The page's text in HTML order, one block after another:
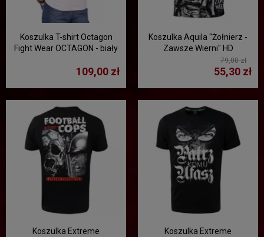
Koszulka T-shirt Octagon
Fight Wear OCTAGON - biały
109,00 zł
Koszulka Aquila "Żołnierz -
Zawsze Wierni" HD
79,00 zł
55,30 zł
Koszulka Extreme
Koszulka Extreme